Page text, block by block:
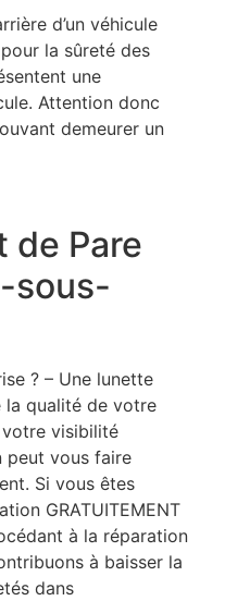
d’un véhicule
la sûreté des
une
Attention donc
demeurer un
de Pare
sous-
? – Une lunette
la qualité de votre
visibilité
peut vous faire
Si vous êtes
GRATUITEMENT
à la réparation
à baisser la
dans